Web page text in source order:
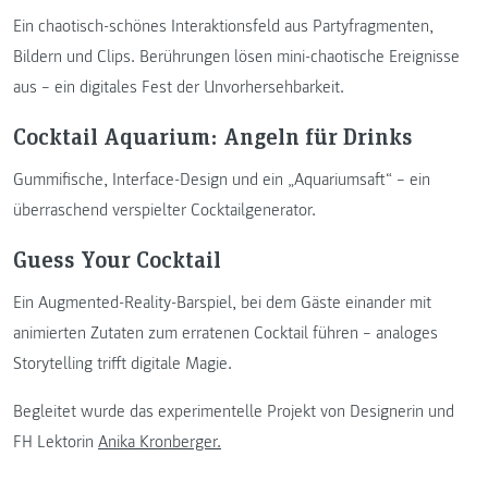
Ein chaotisch-schönes Interaktionsfeld aus Partyfragmenten,
Bildern und Clips. Berührungen lösen mini-chaotische Ereignisse
aus – ein digitales Fest der Unvorhersehbarkeit.
Cocktail Aquarium: Angeln für Drinks
Gummifische, Interface-Design und ein „Aquariumsaft“ – ein
überraschend verspielter Cocktailgenerator.
Guess Your Cocktail
Ein Augmented-Reality-Barspiel, bei dem Gäste einander mit
animierten Zutaten zum erratenen Cocktail führen – analoges
Storytelling trifft digitale Magie.
Begleitet wurde das experimentelle Projekt von Designerin und
FH Lektorin Anika Kronberger.